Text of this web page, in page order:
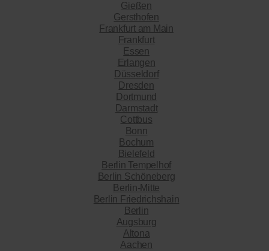
Gießen
Gersthofen
Frankfurt am Main
Frankfurt
Essen
Erlangen
Düsseldorf
Dresden
Dortmund
Darmstadt
Cottbus
Bonn
Bochum
Bielefeld
Berlin Tempelhof
Berlin Schöneberg
Berlin-Mitte
Berlin Friedrichshain
Berlin
Augsburg
Altona
Aachen